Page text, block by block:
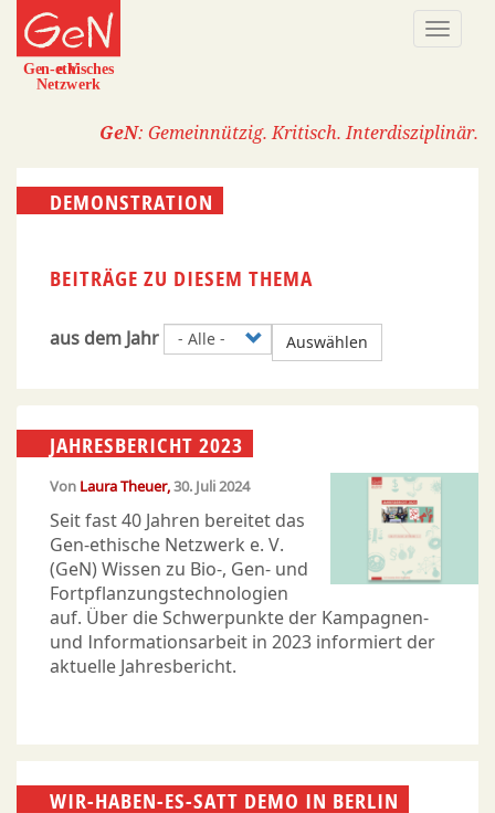
Direkt
zum
Inhalt
GeN: Gemeinnützig. Kritisch. Interdisziplinär.
DEMONSTRATION
BEITRÄGE ZU DIESEM THEMA
aus dem Jahr Auswählen
JAHRESBERICHT 2023
Von Laura Theuer 30. Juli 2024
Seit fast 40 Jahren bereitet das
Gen-ethische Netzwerk e. V.
(GeN) Wissen zu Bio-, Gen- und
Fortpflanzungstechnologien
auf. Über die Schwerpunkte der Kampagnen-
und Informationsarbeit in 2023 informiert der
aktuelle Jahresbericht.
WIR-HABEN-ES-SATT DEMO IN BERLIN